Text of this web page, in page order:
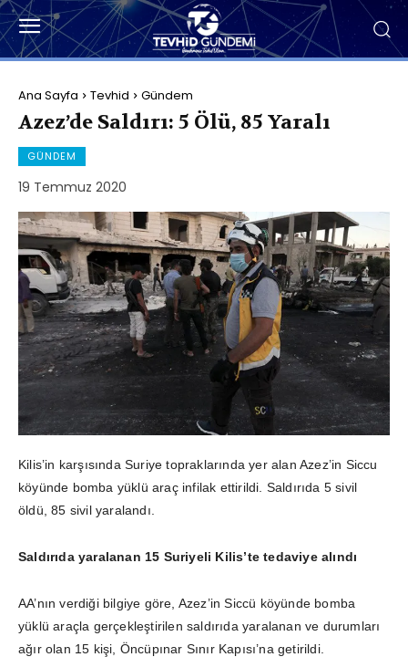
Ana Sayfa Tevhid Gündem
Azez’de Saldırı: 5 Ölü, 85 Yaralı
GÜNDEM
19 Temmuz 2020
Kilis’in karşısında Suriye topraklarında yer alan Azez’in Siccu
köyünde bomba yüklü araç infilak ettirildi. Saldırıda 5 sivil
öldü, 85 sivil yaralandı.
Saldırıda yaralanan 15 Suriyeli Kilis’te tedaviye alındı
AA’nın verdiği bilgiye göre, Azez’in Siccü köyünde bomba
yüklü araçla gerçekleştirilen saldırıda yaralanan ve durumları
ağır olan 15 kişi, Öncüpınar Sınır Kapısı’na getirildi.